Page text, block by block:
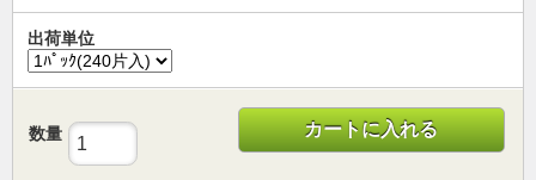
出荷単位
数量 カートに入れる